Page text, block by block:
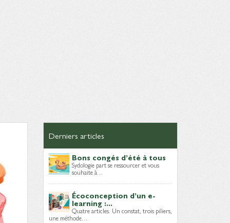
Derniers articles
Bons congés d’été à tous
Sydologie part se ressourcer et vous
souhaite à…
Écoconception d’un e-
learning :...
Quatre articles. Un constat, trois piliers,
une méthode…